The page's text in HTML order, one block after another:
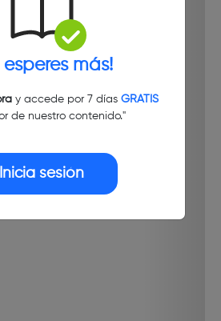
esperes más!
y accede por 7 días GRATIS
de nuestro contenido."
Inicia sesión